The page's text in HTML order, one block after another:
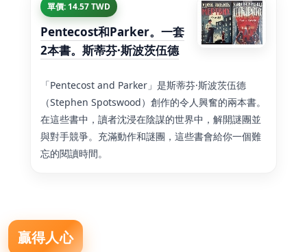
單價: 14.57 TWD
Pentecost和Parker。一套
2本書。斯蒂芬·斯波茨伍德
「Pentecost and Parker」是斯蒂芬·斯波茨伍德
（Stephen Spotswood）創作的令人興奮的兩本書。
在這些書中，讀者沈浸在陰謀的世界中，解開謎團並
與對手競爭。充滿動作和謎團，這些書會給你一個難
忘的閱讀時間。
贏得人心